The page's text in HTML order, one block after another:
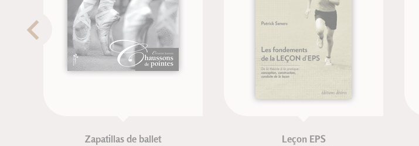
Zapatillas de ballet Leçon EPS